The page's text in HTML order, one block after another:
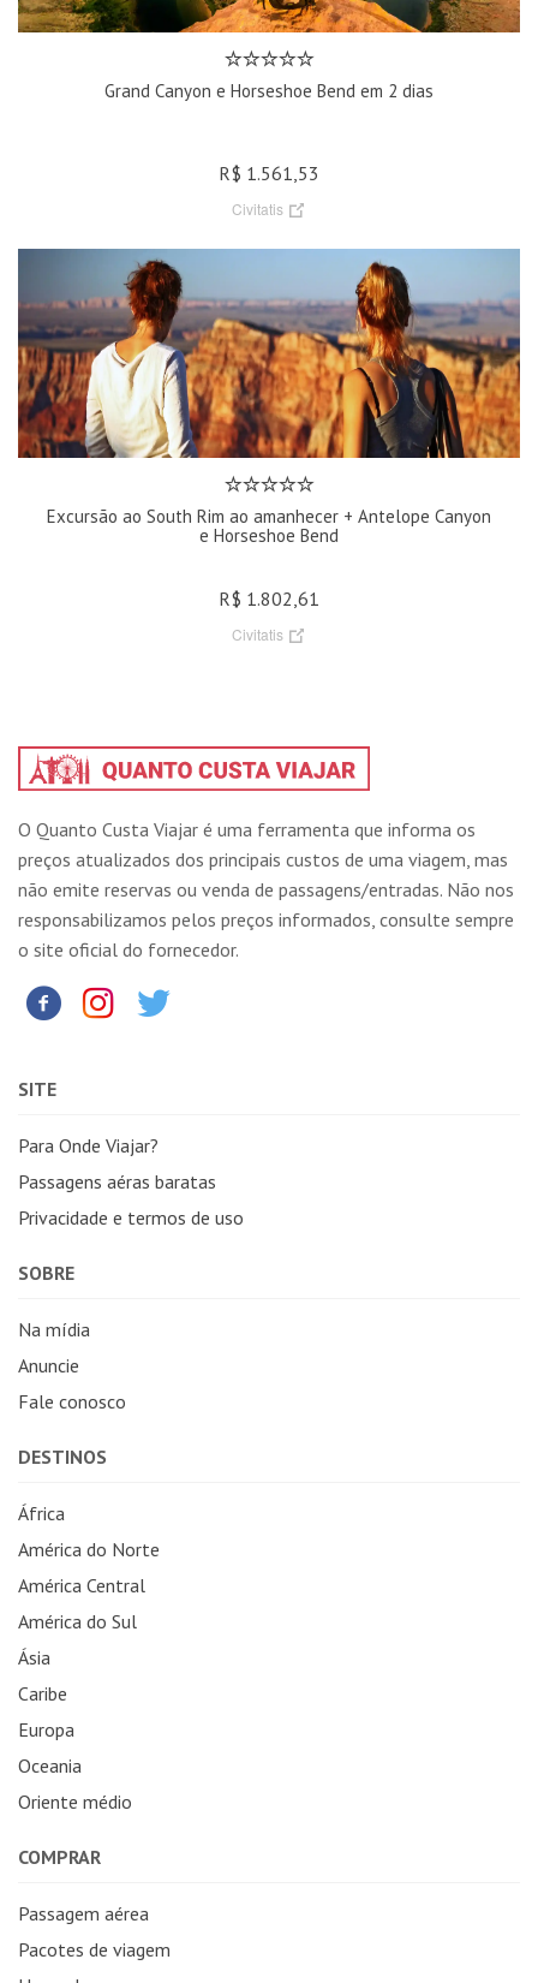
Grand Canyon e Horseshoe Bend em 2 dias
R$ 1.561,53
Civitatis
Excursão ao South Rim ao amanhecer + Antelope Canyon
e Horseshoe Bend
R$ 1.802,61
Civitatis
O Quanto Custa Viajar é uma ferramenta que informa os
preços atualizados dos principais custos de uma viagem, mas
não emite reservas ou venda de passagens/entradas. Não nos
responsabilizamos pelos preços informados, consulte sempre
o site oficial do fornecedor.
SITE
Para Onde Viajar?
Passagens aéras baratas
Privacidade e termos de uso
SOBRE
Na mídia
Anuncie
Fale conosco
DESTINOS
África
América do Norte
América Central
América do Sul
Ásia
Caribe
Europa
Oceania
Oriente médio
COMPRAR
Passagem aérea
Pacotes de viagem